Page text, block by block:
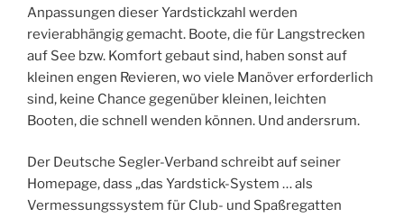
Anpassungen dieser Yardstickzahl werden
revierabhängig gemacht. Boote, die für Langstrecken
auf See bzw. Komfort gebaut sind, haben sonst auf
kleinen engen Revieren, wo viele Manöver erforderlich
sind, keine Chance gegenüber kleinen, leichten
Booten, die schnell wenden können. Und andersrum.
Der Deutsche Segler-Verband schreibt auf seiner
Homepage, dass „das Yardstick-System … als
Vermessungssystem für Club- und Spaßregatten